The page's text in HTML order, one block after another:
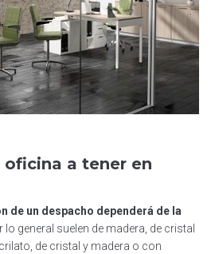
a tener en
de un despacho dependerá de la
lo general suelen de madera, de cristal
de cristal y madera o con